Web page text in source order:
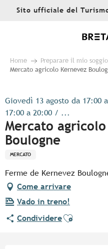
AllerSito ufficiale del
Home Preparare il mio
Mercato agricolo Kernevez
Giovedì 13 agosto da 17:00
17:00 a 20:00 / ...
Mercato
Boulogne
MERCATO
Ferme de Kernevez
Come arrivare
Vado in treno!
CondividereAjouter aux